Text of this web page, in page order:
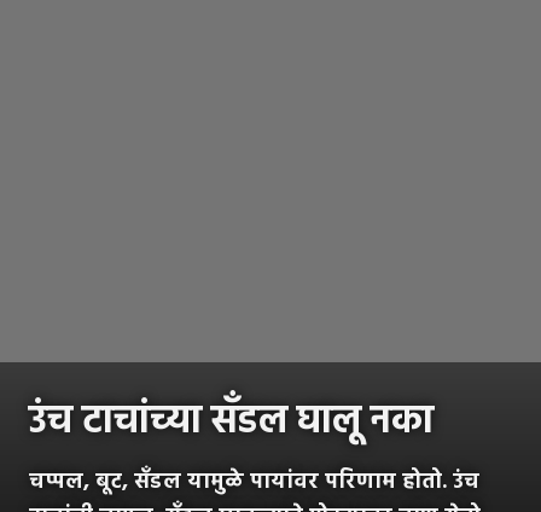
उंच टाचांच्या सँडल घालू नका
चप्पल, बूट, सँडल यामुळे पायांवर परिणाम होतो. उंच